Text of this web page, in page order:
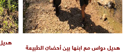
هديل دواس مع ابنها بين أحضان الطبيعة